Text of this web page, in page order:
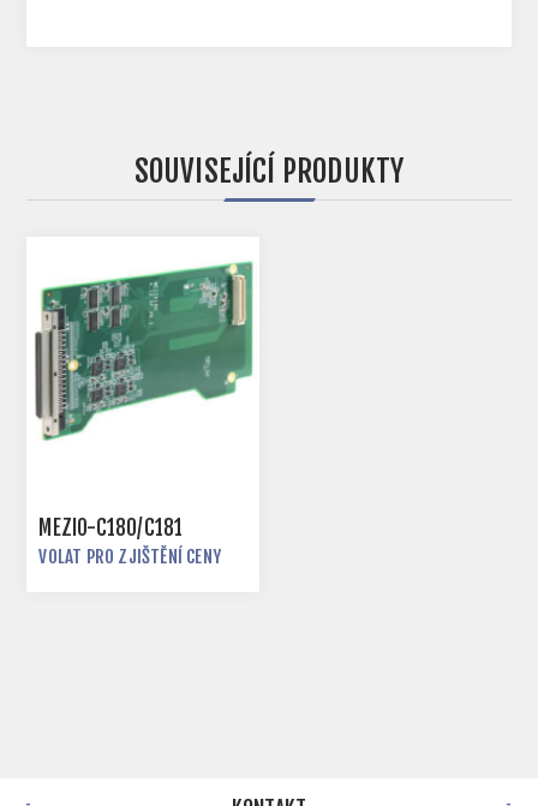
SOUVISEJÍCÍ PRODUKTY
MEZIO-C180/C181
VOLAT PRO ZJIŠTĚNÍ CENY